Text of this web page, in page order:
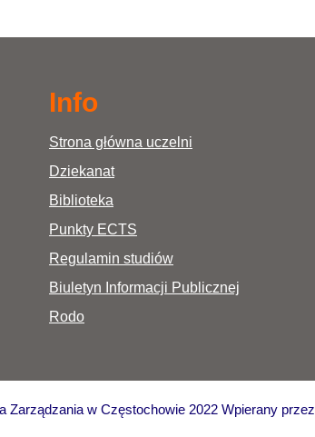
Info
Strona główna uczelni
Dziekanat
Biblioteka
Punkty ECTS
Regulamin studiów
Biuletyn Informacji Publicznej
Rodo
Zarządzania w Częstochowie 2022 Wpierany przez